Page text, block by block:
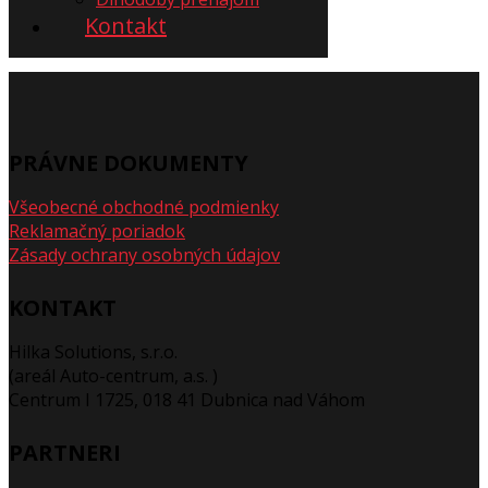
Kontakt
PRÁVNE DOKUMENTY
Všeobecné obchodné podmienky
Reklamačný poriadok
Zásady ochrany osobných údajov
KONTAKT
Hilka Solutions, s.r.o.
(areál Auto-centrum, a.s. )
Centrum I 1725, 018 41 Dubnica nad Váhom
PARTNERI